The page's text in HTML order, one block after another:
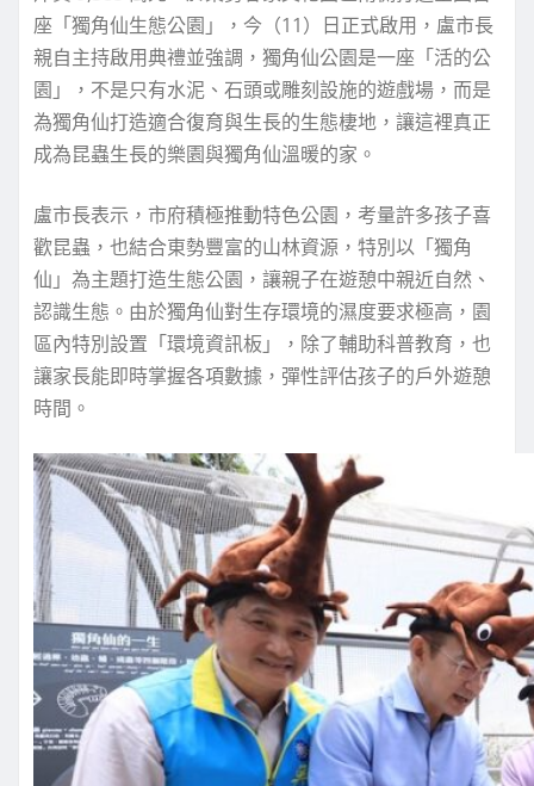
座「獨角仙生態公園」，今（11）日正式啟用，盧市長
親自主持啟用典禮並強調，獨角仙公園是一座「活的公
園」，不是只有水泥、石頭或雕刻設施的遊戲場，而是
為獨角仙打造適合復育與生長的生態棲地，讓這裡真正
成為昆蟲生長的樂園與獨角仙溫暖的家。
盧市長表示，市府積極推動特色公園，考量許多孩子喜
歡昆蟲，也結合東勢豐富的山林資源，特別以「獨角
仙」為主題打造生態公園，讓親子在遊憩中親近自然、
認識生態。由於獨角仙對生存環境的濕度要求極高，園
區內特別設置「環境資訊板」，除了輔助科普教育，也
讓家長能即時掌握各項數據，彈性評估孩子的戶外遊憩
時間。